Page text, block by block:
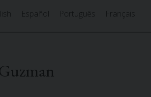
Español Português Français